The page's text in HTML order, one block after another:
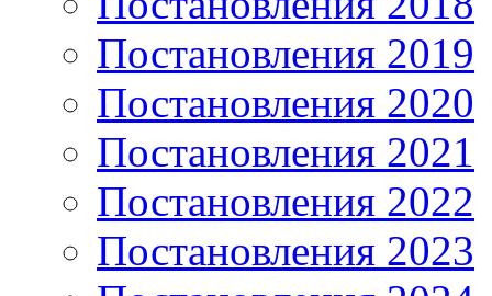
Постановления 2019
Постановления 2020
Постановления 2021
Постановления 2022
Постановления 2023